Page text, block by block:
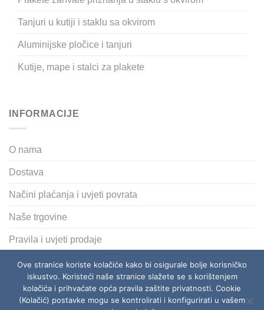
Tanjuri u kutiji i staklu sa okvirom
Aluminijske pločice i tanjuri
Kutije, mape i stalci za plakete
INFORMACIJE
O nama
Dostava
Načini plaćanja i uvjeti povrata
Naše trgovine
Pravila i uvjeti prodaje
Polica privatnosti
O NAMA DOSTAVA
NAČINI PLAĆANJA I UVJETI POVRATA
Ove stranice koriste kolačiće kako bi osigurale bolje korisničko
iskustvo. Koristeći naše stranice slažete se s korištenjem
kolačića i prihvaćate opća pravila zaštite privatnosti. Cookie
(Kolačić) postavke mogu se kontrolirati i konfigurirati u vašem